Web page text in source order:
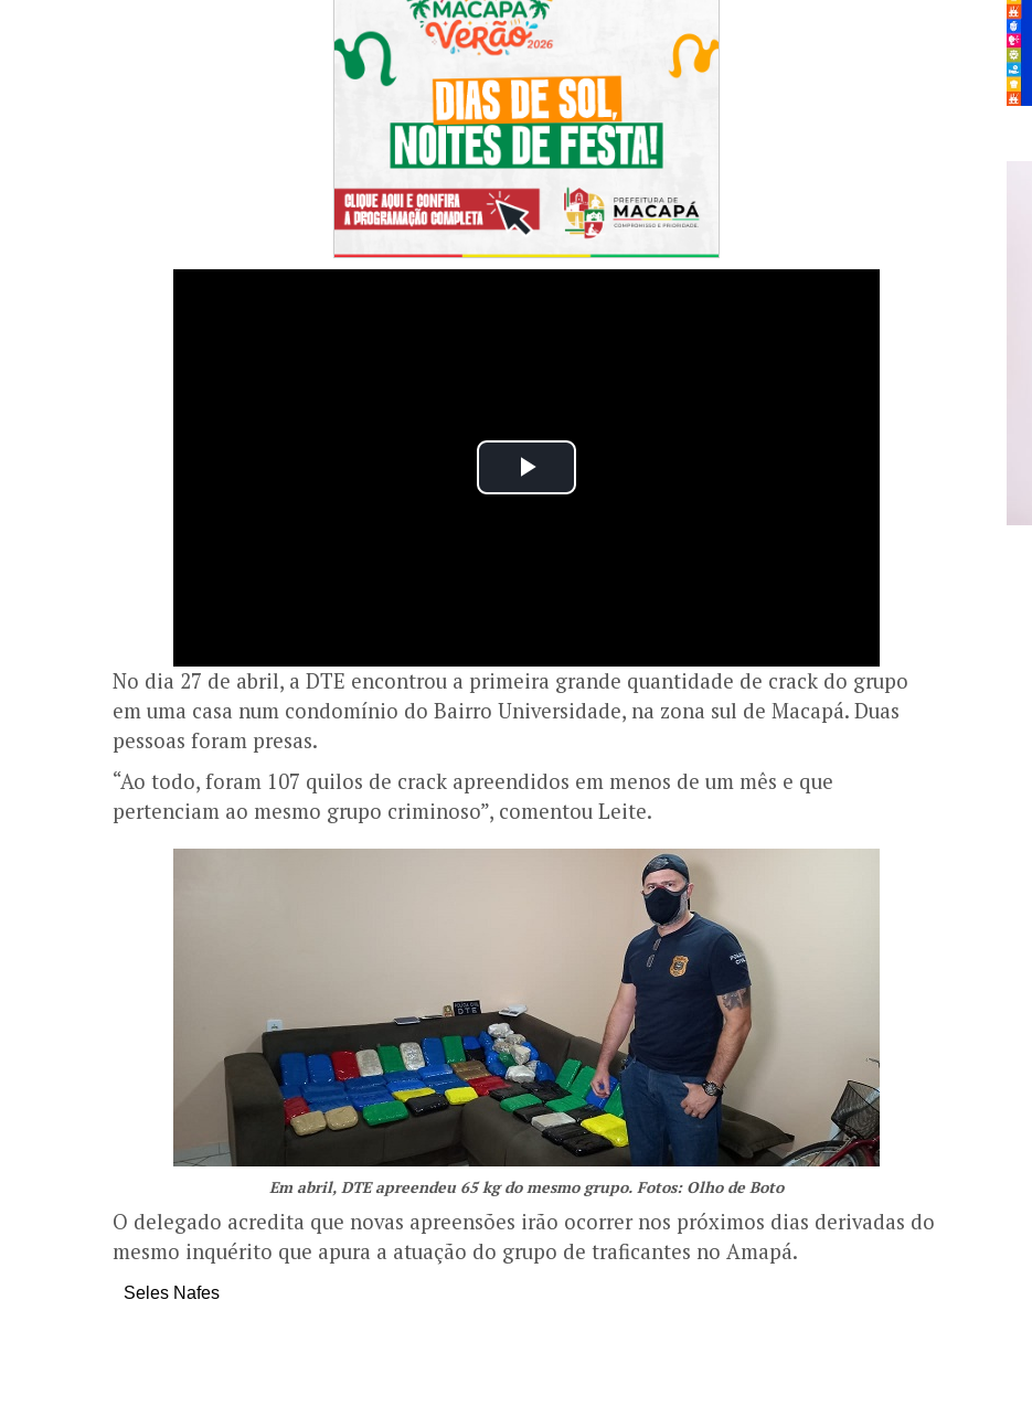
No dia 27 de abril, a DTE encontrou a primeira grande quantidade de crack do grupo
em uma casa num condomínio do Bairro Universidade, na zona sul de Macapá. Duas
pessoas foram presas.
“Ao todo, foram 107 quilos de crack apreendidos em menos de um mês e que
pertenciam ao mesmo grupo criminoso”, comentou Leite.
Em abril, DTE apreendeu 65 kg do mesmo grupo. Fotos: Olho de Boto
O delegado acredita que novas apreensões irão ocorrer nos próximos dias derivadas do
mesmo inquérito que apura a atuação do grupo de traficantes no Amapá.
Seles Nafes